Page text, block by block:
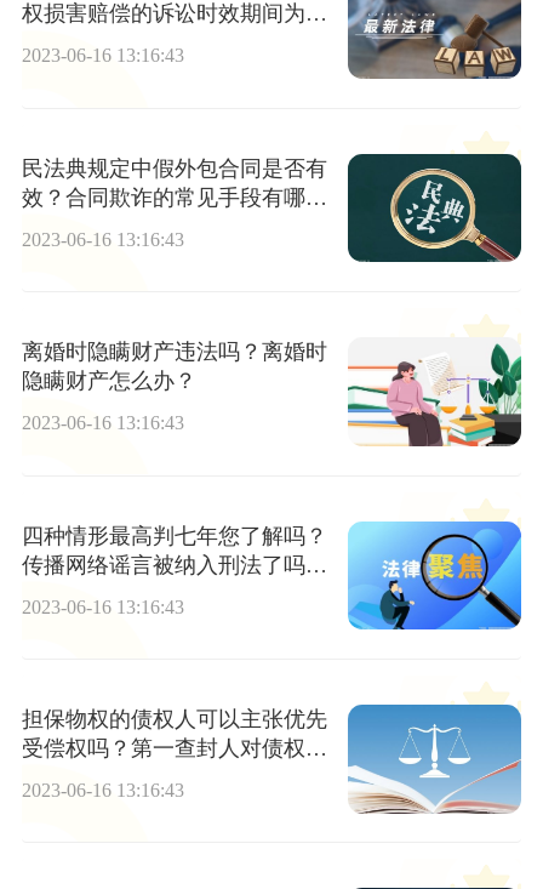
权损害赔偿的诉讼时效期间为2
年吗？|全球新动态
2023-06-16 13:16:43
民法典规定中假外包合同是否有
效？合同欺诈的常见手段有哪
2023-06-16 13:16:43
离婚时隐瞒财产违法吗？离婚时
隐瞒财产怎么办？
2023-06-16 13:16:43
四种情形最高判七年您了解吗？
传播网络谣言被纳入刑法了吗？|
2023-06-16 13:16:43
担保物权的债权人可以主张优先
受偿权吗？第一查封人对债权有
2023-06-16 13:16:43